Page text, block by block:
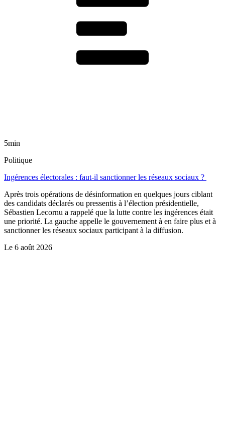
5min
Politique
Ingérences électorales : faut-il sanctionner les réseaux sociaux ?
Après trois opérations de désinformation en quelques jours ciblant
des candidats déclarés ou pressentis à l’élection présidentielle,
Sébastien Lecornu a rappelé que la lutte contre les ingérences était
une priorité. La gauche appelle le gouvernement à en faire plus et à
sanctionner les réseaux sociaux participant à la diffusion.
Le 6 août 2026